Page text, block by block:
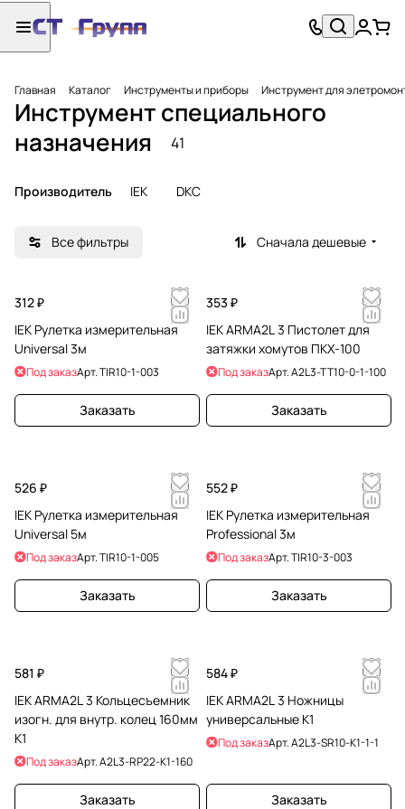
Главная Каталог Инструменты и приборы Инструмент для
Инструмент специального
назначения
41
Производитель IEK DKC
Все фильтры Сначала дешевые
312 ₽
IEK Рулетка измерительная
Universal 3м
Под заказАрт.TIR10-1-003
Заказать
353 ₽
IEK ARMA2L 3 Пистолет для
затяжки хомутов ПКХ-100
Под заказАрт.A2L3-TT10-0-1-100
Заказать
526 ₽
IEK Рулетка измерительная
Universal 5м
Под заказАрт.TIR10-1-005
Заказать
552 ₽
IEK Рулетка измерительная
Professional 3м
Под заказАрт.TIR10-3-003
Заказать
581 ₽
IEK ARMA2L 3 Кольцесъемник
изогн. для внутр. колец 160мм
К1
Под заказАрт.A2L3-RP22-K1-160
Заказать
584 ₽
IEK ARMA2L 3 Ножницы
универсальные К1
Под заказАрт.A2L3-SR10-K1-1-1
Заказать